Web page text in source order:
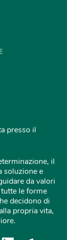
presso il
il
soluzione e
da valori
le forme
decidono di
propria vita,